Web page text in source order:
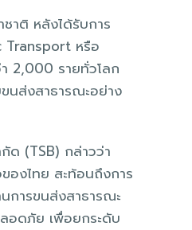
าติ หลังได้รับการ
Transport หรือ
2,000 รายทั่วโลก
นส่งสาธารณะอย่าง
ด (TSB) กล่าวว่า
องไทย สะท้อนถึงการ
การขนส่งสาธารณะ
ลอดภัย เพื่อยกระดับ